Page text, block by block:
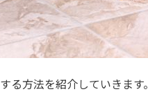
る方法を紹介していきます。